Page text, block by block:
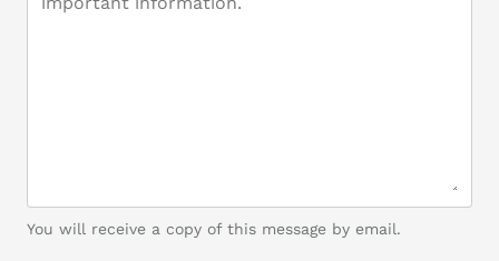
You will receive a copy of this message by email.